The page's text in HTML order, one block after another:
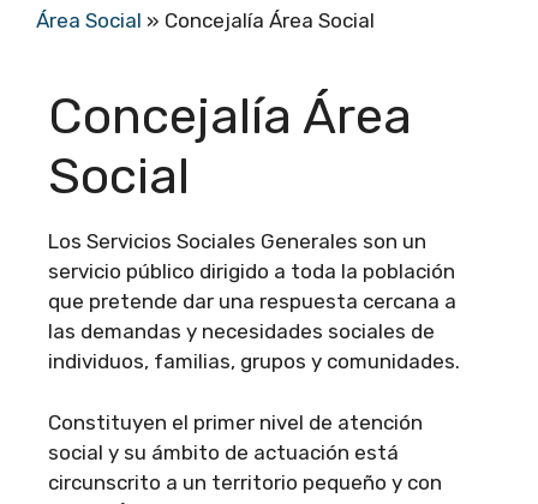
Área Social » Concejalía Área Social
Concejalía Área
Social
Los Servicios Sociales Generales son un
servicio público dirigido a toda la población
que pretende dar una respuesta cercana a
las demandas y necesidades sociales de
individuos, familias, grupos y comunidades.
Constituyen el primer nivel de atención
social y su ámbito de actuación está
circunscrito a un territorio pequeño y con